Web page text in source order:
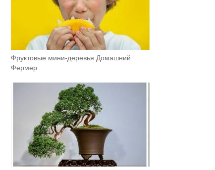
Фруктовыe мини-деревья Домашний
Фермер